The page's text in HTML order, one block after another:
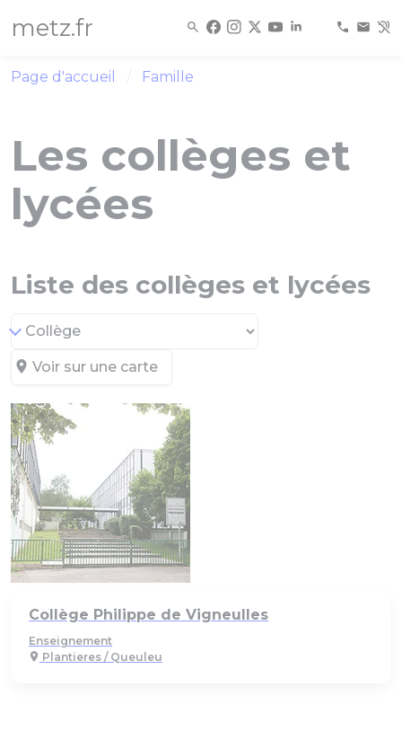
metz.fr
Page d'accueil Famille
Les collèges et
lycées
Liste des collèges et lycées
Voir sur une carte
Collège Philippe de Vigneulles
Enseignement
Plantieres / Queuleu